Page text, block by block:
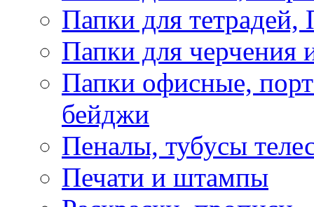
Папки для тетрадей,
Папки для черчения
Папки офисные,
бейджи
Пеналы, тубусы
Печати и штампы